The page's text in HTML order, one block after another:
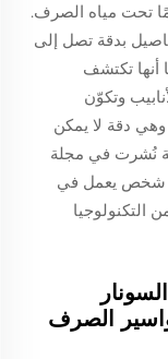
مدفونة على عمق أكثر من 50 قدمًا تحت مياه الصرف.
بدقة تصل إلى
أنها تكتشف
وتكوّن
داخليًا بدقة تبلغ نحو 97٪، وهي دقة لا يمكن
نُشرت في مجلة
2024. بالنسبة لأي شخص يعمل في
التكنولوجيا
الصرف